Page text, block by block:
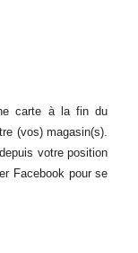
carte à la fin du
(vos) magasin(s).
votre position
Facebook pour se